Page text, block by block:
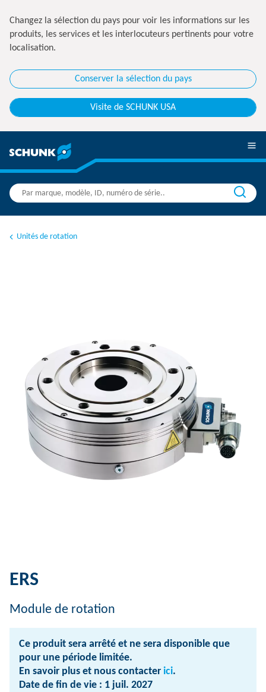
Changez la sélection du pays pour voir les informations sur les
produits, les services et les interlocuteurs pertinents pour votre
localisation.
Conserver la sélection du pays
Visite de SCHUNK USA
Unités de rotation
ERS
Module de rotation
Ce produit sera arrêté et ne sera disponible que
pour une période limitée.
En savoir plus et nous contacter ici.
Date de fin de vie : 1 juil. 2027